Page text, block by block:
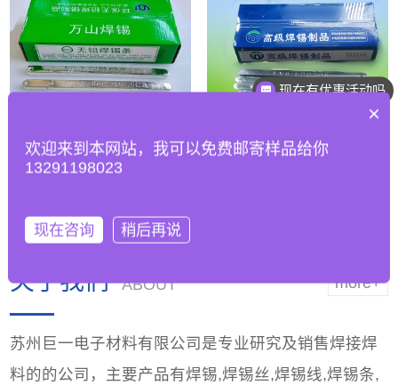
耒阳如何优化波峰焊
工艺参数以适应无铅
耒阳63锡条 | 超高性
more+
关于我们 ABOUT
苏州巨一电子材料有限公司是专业研究及销售焊接焊
料的的公司，主要产品有焊锡,焊锡丝,焊锡线,焊锡条,
现在有优惠活动吗
×
欢迎来到本网站，我可以免费邮寄样品给你
13291198023
现在咨询 稍后再说